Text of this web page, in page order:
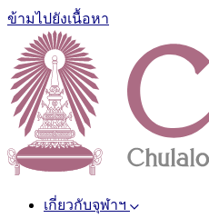
ข้ามไปยังเนื้อหา
เกี่ยวกับจุฬาฯ